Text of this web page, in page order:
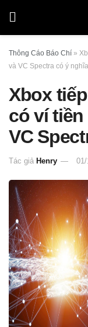
Thông Cáo Báo Chí »
và VC Spectra có ý
Xbox
có ví
VC
Tác giả Henry